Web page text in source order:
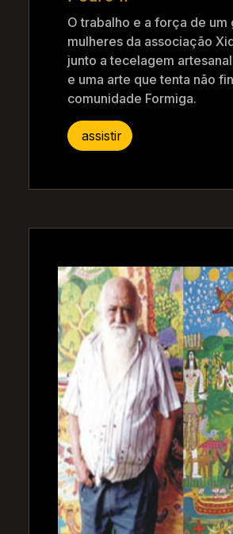
O trabalho e a força de um
mulheres da associação
junto a tecelagem
e uma arte que tenta não
comunidade Formiga.
assistir